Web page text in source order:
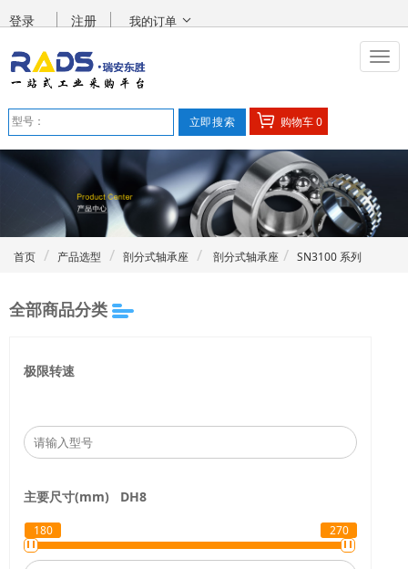
登录 注册 我的订单
购物车0
首页 产品选型 剖分式轴承座 剖分式轴承座 SN3100 系列
全部商品分类
极限转速
主要尺寸(mm) DH8
180 270